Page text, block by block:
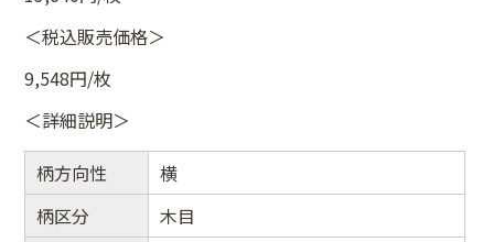
＜税込販売価格＞
9,548円/枚
＜詳細説明＞
柄方向性
横
柄区分
木目